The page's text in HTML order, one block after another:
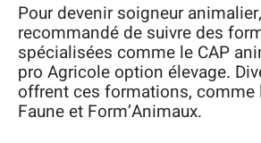
Pour devenir soigneur
recommandé de suivre des
spécialisées comme le CAP
pro Agricole option élevage.
offrent ces formations, comme
Faune et Form’Animaux.